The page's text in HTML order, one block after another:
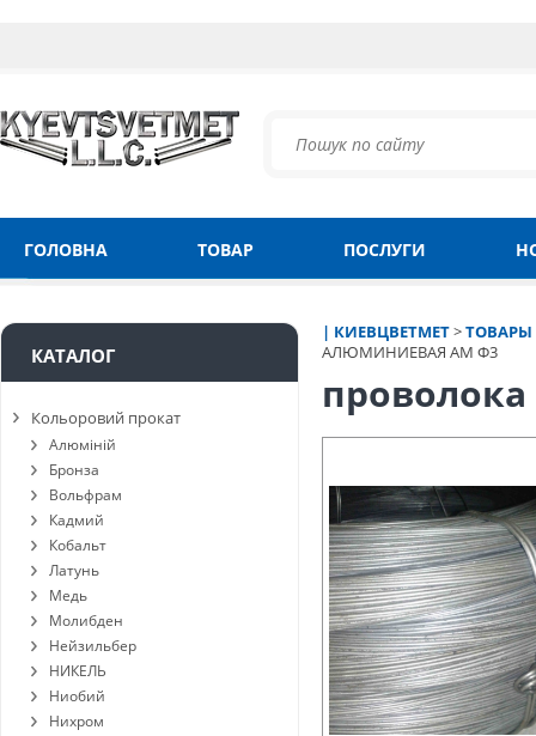
ГОЛОВНА ТОВАР ПОСЛУГИ
| КИЕВЦВЕТМЕТ>ТОВАРЫ
АЛЮМИНИЕВАЯ АМ Ф3
КАТАЛОГ
Кольоровий прокат
Алюміній
Бронза
Вольфрам
Кадмий
Кобальт
Латунь
Медь
Молибден
Нейзильбер
НИКЕЛЬ
Ниобий
Нихром